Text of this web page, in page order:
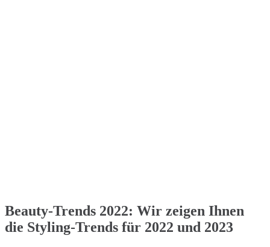
Beauty-Trends 2022: Wir zeigen Ihnen
die Styling-Trends für 2022 und 2023